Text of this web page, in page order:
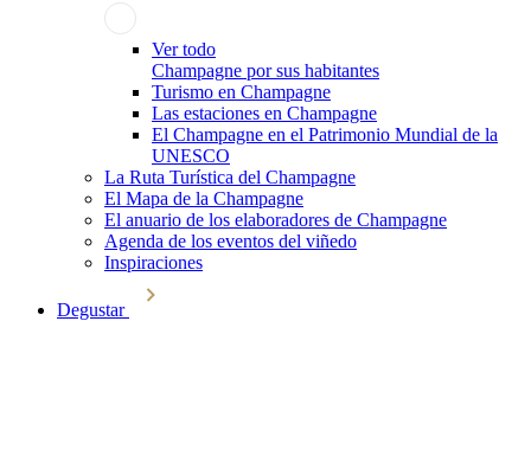
Ver todo
Champagne por sus habitantes
Turismo en Champagne
Las estaciones en Champagne
El Champagne en el Patrimonio Mundial de la
UNESCO
La Ruta Turística del Champagne
El Mapa de la Champagne
El anuario de los elaboradores de Champagne
Agenda de los eventos del viñedo
Inspiraciones
Degustar